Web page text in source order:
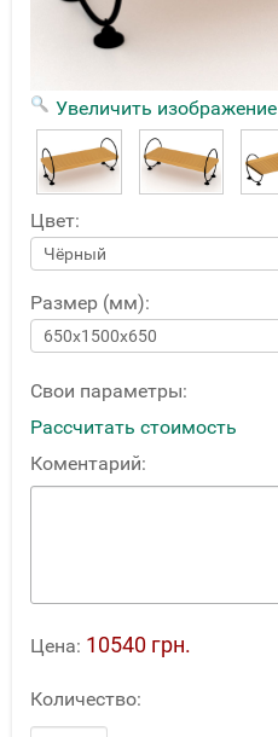
Увеличить изображение
Цвет:
Размер (мм):
Свои параметры:
Рассчитать стоимость
Коментарий:
Цена: 10540 грн.
Количество: